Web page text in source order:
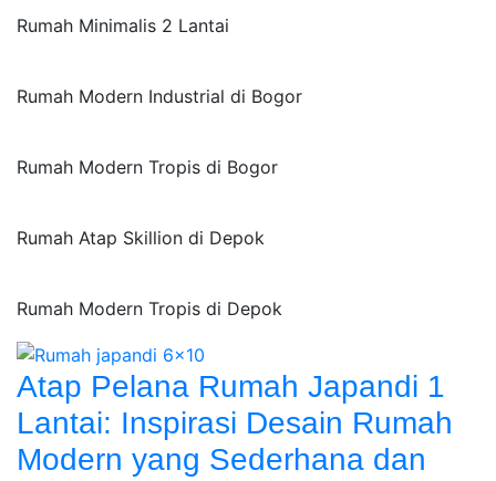
Rumah Minimalis 2 Lantai
Rumah Modern Industrial di Bogor
Rumah Modern Tropis di Bogor
Rumah Atap Skillion di Depok
Rumah Modern Tropis di Depok
Atap Pelana Rumah Japandi 1
Lantai: Inspirasi Desain Rumah
Modern yang Sederhana dan